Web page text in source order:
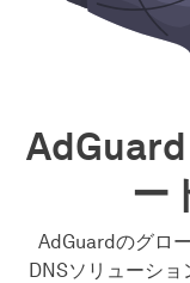
ー
AdGuardのグロ
DNSソリューシ